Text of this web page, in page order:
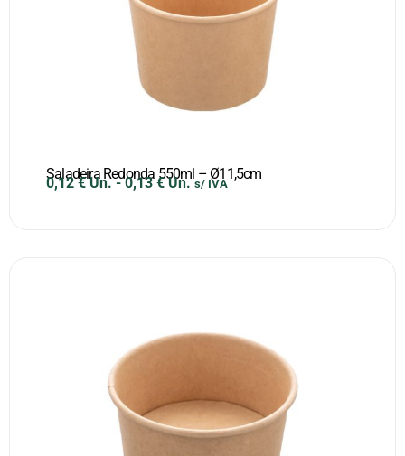
Saladeira Redonda 550ml – Ø11,5cm
0,12€ Un.-0,13€ Un. s/ IVA